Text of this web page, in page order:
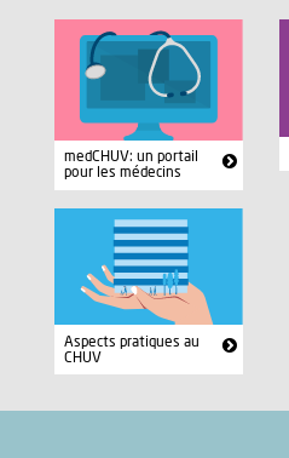
medCHUV: un portail
pour les médecins
Aspects pratiques au
CHUV